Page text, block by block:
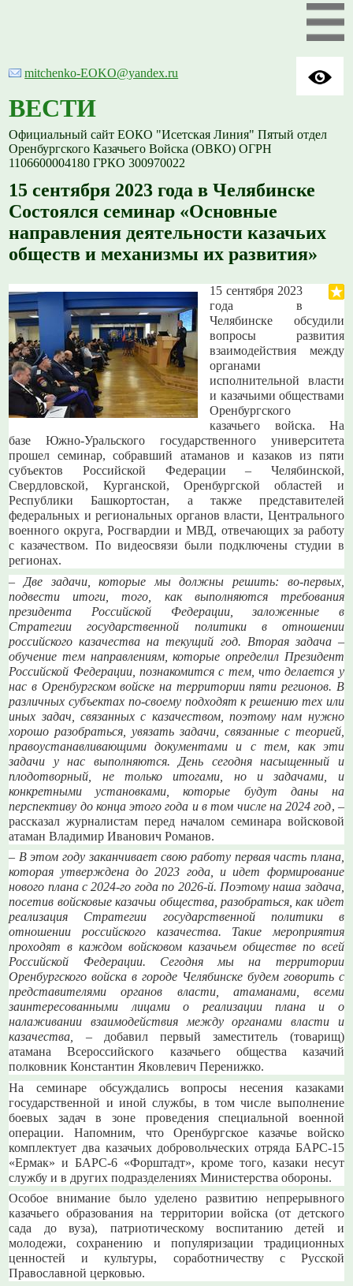
mitchenko-EOKO@yandex.ru
ВЕСТИ
Официальный сайт ЕОКО "Исетская Линия" Пятый отдел
Оренбургского Казачьего Войска (ОВКО) ОГРН
1106600004180 ГРКО 300970022
15 сентября 2023 года в Челябинске
Состоялся семинар «Основные
направления деятельности казачьих
обществ и механизмы их развития»
15 сентября 2023
года в
Челябинске обсудили
вопросы развития
взаимодействия между
органами
исполнительной власти
и казачьими обществами
Оренбургского
казачьего войска. На
базе Южно-Уральского государственного университета
прошел семинар, собравший атаманов и казаков из пяти
субъектов Российской Федерации – Челябинской,
Свердловской, Курганской, Оренбургской областей и
Республики Башкортостан, а также представителей
федеральных и региональных органов власти, Центрального
военного округа, Росгвардии и МВД, отвечающих за работу
с казачеством. По видеосвязи были подключены студии в
регионах.
– Две задачи, которые мы должны решить: во-первых,
подвести итоги, того, как выполняются требования
президента Российской Федерации, заложенные в
Стратегии государственной политики в отношении
российского казачества на текущий год. Вторая задача –
обучение тем направлениям, которые определил Президент
Российской Федерации, познакомится с тем, что делается у
нас в Оренбургском войске на территории пяти регионов. В
различных субъектах по-своему подходят к решению тех или
иных задач, связанных с казачеством, поэтому нам нужно
хорошо разобраться, увязать задачи, связанные с теорией,
правоустанавливающими документами и с тем, как эти
задачи у нас выполняются. День сегодня насыщенный и
плодотворный, не только итогами, но и задачами, и
конкретными установками, которые будут даны на
перспективу до конца этого года и в том числе на 2024 год, –
рассказал журналистам перед началом семинара войсковой
атаман Владимир Иванович Романов.
– В этом году заканчивает свою работу первая часть плана,
которая утверждена до 2023 года, и идет формирование
нового плана с 2024-го года по 2026-й. Поэтому наша задача,
посетив войсковые казачьи общества, разобраться, как идет
реализация Стратегии государственной политики в
отношении российского казачества. Такие мероприятия
проходят в каждом войсковом казачьем обществе по всей
Российской Федерации. Сегодня мы на территории
Оренбургского войска в городе Челябинске будем говорить с
представителями органов власти, атаманами, всеми
заинтересованными лицами о реализации плана и о
налаживании взаимодействия между органами власти и
казачества,
– добавил первый заместитель (товарищ)
атамана Всероссийского казачьего общества казачий
полковник Константин Яковлевич Перенижко.
На семинаре обсуждались вопросы несения казаками
государственной и иной службы, в том числе выполнение
боевых задач в зоне проведения специальной военной
операции. Напомним, что Оренбургское казачье войско
комплектует два казачьих добровольческих отряда БАРС-15
«Ермак» и БАРС-6 «Форштадт», кроме того, казаки несут
службу и в других подразделениях Министерства обороны.
Особое внимание было уделено развитию непрерывного
казачьего образования на территории войска (от детского
сада до вуза), патриотическому воспитанию детей и
молодежи, сохранению и популяризации традиционных
ценностей и культуры, соработничеству с Русской
Православной церковью.